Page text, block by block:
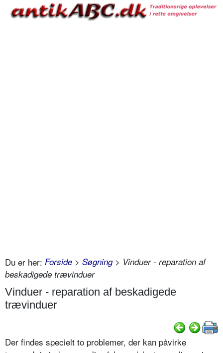
Du er her: Forside > Søgning> Vinduer - reparation af
beskadigede trævinduer
Vinduer - reparation af beskadigede
trævinduer
Der findes specielt to problemer, der kan påvirke